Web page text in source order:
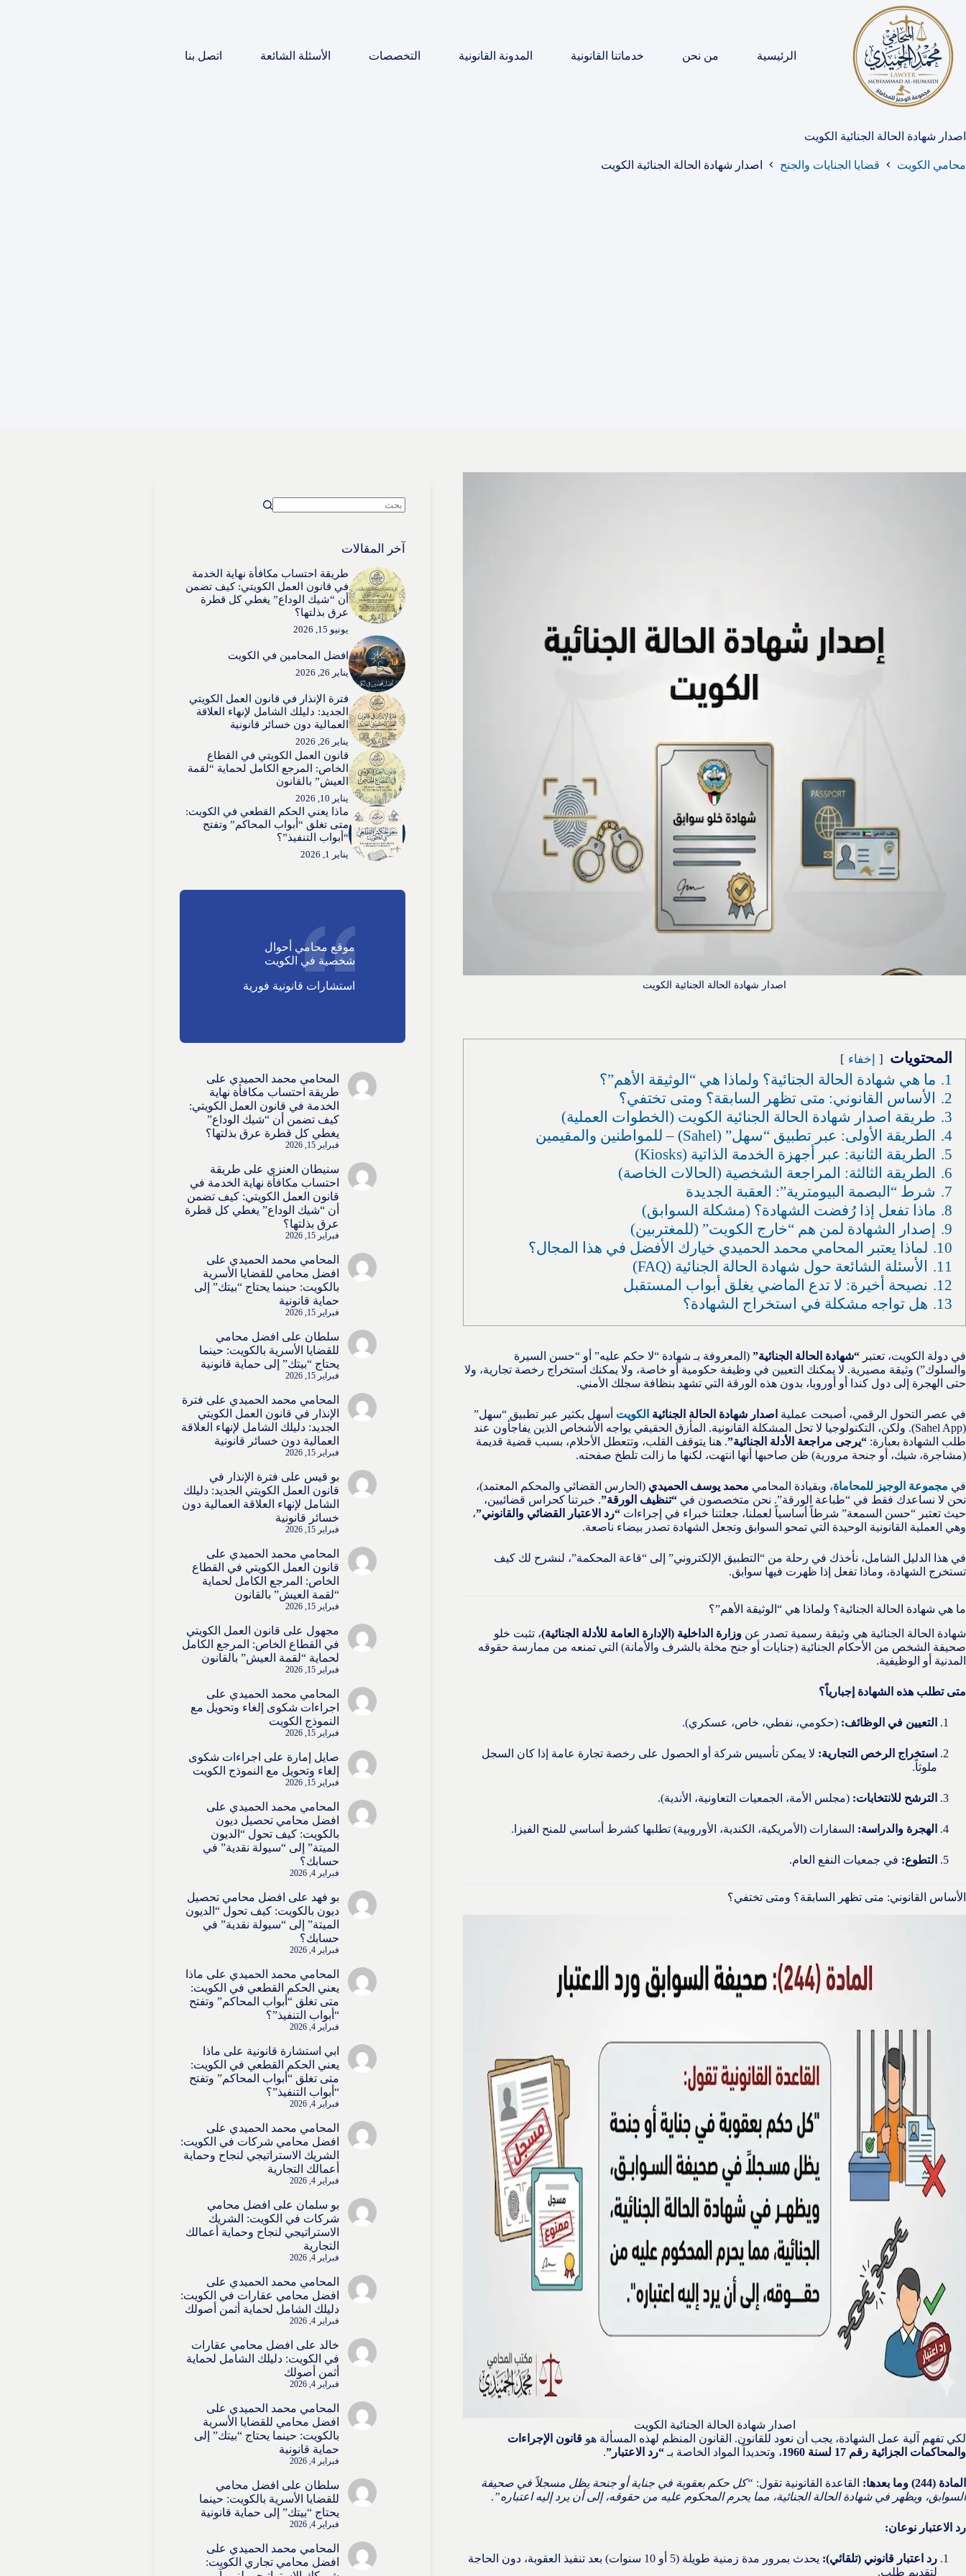
المحتوى
الرئيسية
من نحن خدماتنا القانونية المدونة القانونية التخصصات الأسئلة الشائعة اتصل بنا
اصدار شهادة الحالة الجنائية الكويت
محامي الكويت قضايا الجنايات والجنح اصدار شهادة الحالة الجنائية الكويت
اصدار شهادة الحالة الجنائية الكويت
المحتويات إخفاء
1.
ما هي شهادة الحالة الجنائية؟ ولماذا هي “الوثيقة الأهم”؟
2.
الأساس القانوني: متى تظهر السابقة؟ ومتى تختفي؟
3.
طريقة اصدار شهادة الحالة الجنائية الكويت (الخطوات العملية)
4.
الطريقة الأولى: عبر تطبيق “سهل” (Sahel) – للمواطنين والمقيمين
5.
الطريقة الثانية: عبر أجهزة الخدمة الذاتية (Kiosks)
6.
الطريقة الثالثة: المراجعة الشخصية (الحالات الخاصة)
7.
شرط “البصمة البيومترية”: العقبة الجديدة
8. ماذا تفعل إذا رُفضت الشهادة؟ (مشكلة السوابق)
9.
إصدار الشهادة لمن هم “خارج الكويت” (للمغتربين)
10.
لماذا يعتبر المحامي محمد الحميدي خيارك الأفضل في هذا المجال؟
11.
الأسئلة الشائعة حول شهادة الحالة الجنائية (FAQ)
12.
نصيحة أخيرة: لا تدع الماضي يغلق أبواب المستقبل
13.
هل تواجه مشكلة في استخراج الشهادة؟
في دولة الكويت، تعتبر “شهادة الحالة الجنائية” (المعروفة بـ شهادة “لا حكم عليه” أو “حسن السيرة
والسلوك”) وثيقة مصيرية. لا يمكنك التعيين في وظيفة حكومية أو خاصة، ولا يمكنك استخراج رخصة تجارية، ولا
حتى الهجرة إلى دول كندا أو أوروبا، بدون هذه الورقة التي تشهد بنظافة سجلك الأمني.
في عصر التحول الرقمي، أصبحت عملية اصدار شهادة الحالة الجنائية الكويت أسهل بكثير عبر تطبيق “سهل”
(Sahel App). ولكن، التكنولوجيا لا تحل المشكلة القانونية. المأزق الحقيقي يواجه الأشخاص الذين يفاجأون عند
طلب الشهادة بعبارة: “يرجى مراجعة الأدلة الجنائية”. هنا يتوقف القلب، وتتعطل الأحلام، بسبب قضية قديمة
(مشاجرة، شيك، أو جنحة مرورية) ظن صاحبها أنها انتهت، لكنها ما زالت تلطخ صفحته.
في مجموعة الوجيز للمحاماة، وبقيادة المحامي محمد يوسف الحميدي (الحارس القضائي والمحكم المعتمد)،
نحن لا نساعدك فقط في “طباعة الورقة”. نحن متخصصون في “تنظيف الورقة”. خبرتنا كحراس قضائيين،
حيث تعتبر “حسن السمعة” شرطاً أساسياً لعملنا، جعلتنا خبراء في إجراءات “رد الاعتبار القضائي والقانوني”،
وهي العملية القانونية الوحيدة التي تمحو السوابق وتجعل الشهادة تصدر بيضاء ناصعة.
في هذا الدليل الشامل، نأخذك في رحلة من “التطبيق الإلكتروني” إلى “قاعة المحكمة”، لنشرح لك كيف
تستخرج الشهادة، وماذا تفعل إذا ظهرت فيها سوابق.
ما هي شهادة الحالة الجنائية؟ ولماذا هي “الوثيقة الأهم”؟
شهادة الحالة الجنائية هي وثيقة رسمية تصدر عن وزارة الداخلية (الإدارة العامة للأدلة الجنائية)، تثبت خلو
صحيفة الشخص من الأحكام الجنائية (جنايات أو جنح مخلة بالشرف والأمانة) التي تمنعه من ممارسة حقوقه
المدنية أو الوظيفية.
متى تطلب هذه الشهادة إجبارياً؟
التعيين في الوظائف: (حكومي، نفطي، خاص، عسكري).
استخراج الرخص التجارية: لا يمكن تأسيس شركة أو الحصول على رخصة تجارة عامة إذا كان السجل
ملوثاً.
الترشح للانتخابات: (مجلس الأمة، الجمعيات التعاونية، الأندية).
الهجرة والدراسة: السفارات (الأمريكية، الكندية، الأوروبية) تطلبها كشرط أساسي للمنح الفيزا.
التطوع: في جمعيات النفع العام.
الأساس القانوني: متى تظهر السابقة؟ ومتى تختفي؟
اصدار شهادة الحالة الجنائية الكويت
لكي تفهم آلية عمل الشهادة، يجب أن نعود للقانون. القانون المنظم لهذه المسألة هو قانون الإجراءات
والمحاكمات الجزائية رقم 17 لسنة 1960
، وتحديداً المواد الخاصة بـ “رد الاعتبار”.
المادة (244) وما بعدها: القاعدة القانونية تقول: “كل حكم بعقوبة في جناية أو جنحة يظل مسجلاً في صحيفة
السوابق، ويظهر في شهادة الحالة الجنائية، مما يحرم المحكوم عليه من حقوقه، إلى أن يرد إليه اعتباره”.
رد الاعتبار نوعان:
رد اعتبار قانوني (تلقائي):
يحدث بمرور مدة زمنية طويلة (5 أو 10 سنوات) بعد تنفيذ العقوبة، دون الحاجة
لتقديم طلب.
نتائج
آخر المقالات
طريقة احتساب مكافأة نهاية الخدمة
في قانون العمل الكويتي: كيف تضمن
أن “شيك الوداع” يغطي كل قطرة
عرق بذلتها؟
يونيو 15, 2026
افضل المحامين في الكويت
يناير 26, 2026
فترة الإنذار في قانون العمل الكويتي
الجديد: دليلك الشامل لإنهاء العلاقة
العمالية دون خسائر قانونية
يناير 26, 2026
قانون العمل الكويتي في القطاع
الخاص: المرجع الكامل لحماية “لقمة
العيش” بالقانون
يناير 10, 2026
ماذا يعني الحكم القطعي في الكويت:
متى تغلق “أبواب المحاكم” وتفتح
“أبواب التنفيذ”؟
يناير 1, 2026
موقع محامي أحوال
شخصية في الكويت
استشارات قانونية فورية
المحامي محمد الحميدي على
طريقة احتساب مكافأة نهاية
الخدمة في قانون العمل الكويتي:
كيف تضمن أن “شيك الوداع”
يغطي كل قطرة عرق بذلتها؟
فبراير 15, 2026
سنيطان العنزي على طريقة
احتساب مكافأة نهاية الخدمة في
قانون العمل الكويتي: كيف تضمن
أن “شيك الوداع” يغطي كل قطرة
عرق بذلتها؟
فبراير 15, 2026
المحامي محمد الحميدي على
افضل محامي للقضايا الأسرية
بالكويت: حينما يحتاج “بيتك” إلى
حماية قانونية
فبراير 15, 2026
سلطان على افضل محامي
للقضايا الأسرية بالكويت: حينما
يحتاج “بيتك” إلى حماية قانونية
فبراير 15, 2026
المحامي محمد الحميدي على فترة
الإنذار في قانون العمل الكويتي
الجديد: دليلك الشامل لإنهاء العلاقة
العمالية دون خسائر قانونية
فبراير 15, 2026
بو قيس على فترة الإنذار في
قانون العمل الكويتي الجديد: دليلك
الشامل لإنهاء العلاقة العمالية دون
خسائر قانونية
فبراير 15, 2026
المحامي محمد الحميدي على
قانون العمل الكويتي في القطاع
الخاص: المرجع الكامل لحماية
“لقمة العيش” بالقانون
فبراير 15, 2026
مجهول على قانون العمل الكويتي
في القطاع الخاص: المرجع الكامل
لحماية “لقمة العيش” بالقانون
فبراير 15, 2026
المحامي محمد الحميدي على
اجراءات شكوى إلغاء وتحويل مع
النموذج الكويت
فبراير 15, 2026
صايل إمارة على اجراءات شكوى
إلغاء وتحويل مع النموذج الكويت
فبراير 15, 2026
المحامي محمد الحميدي على
افضل محامي تحصيل ديون
بالكويت: كيف تحول “الديون
الميتة” إلى “سيولة نقدية” في
حسابك؟
فبراير 4, 2026
بو فهد على افضل محامي تحصيل
ديون بالكويت: كيف تحول “الديون
الميتة” إلى “سيولة نقدية” في
حسابك؟
فبراير 4, 2026
المحامي محمد الحميدي على ماذا
يعني الحكم القطعي في الكويت:
متى تغلق “أبواب المحاكم” وتفتح
“أبواب التنفيذ”؟
فبراير 4, 2026
ابي استشارة قانونية على ماذا
يعني الحكم القطعي في الكويت:
متى تغلق “أبواب المحاكم” وتفتح
“أبواب التنفيذ”؟
فبراير 4, 2026
المحامي محمد الحميدي على
افضل محامي شركات في الكويت:
الشريك الاستراتيجي لنجاح وحماية
أعمالك التجارية
فبراير 4, 2026
بو سلمان على افضل محامي
شركات في الكويت: الشريك
الاستراتيجي لنجاح وحماية أعمالك
التجارية
فبراير 4, 2026
المحامي محمد الحميدي على
افضل محامي عقارات في الكويت:
دليلك الشامل لحماية أثمن أصولك
فبراير 4, 2026
خالد على افضل محامي عقارات
في الكويت: دليلك الشامل لحماية
أثمن أصولك
فبراير 4, 2026
المحامي محمد الحميدي على
افضل محامي للقضايا الأسرية
بالكويت: حينما يحتاج “بيتك” إلى
حماية قانونية
فبراير 4, 2026
سلطان على افضل محامي
للقضايا الأسرية بالكويت: حينما
يحتاج “بيتك” إلى حماية قانونية
فبراير 4, 2026
المحامي محمد الحميدي على
افضل محامي تجاري الكويت: